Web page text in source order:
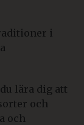
i
lära dig att
och
och